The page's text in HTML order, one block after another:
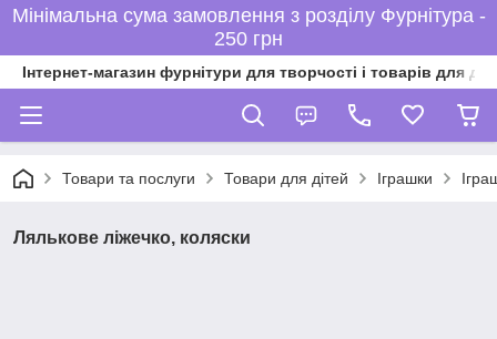
Мінімальна сума замовлення з розділу Фурнітура -
250 грн
Інтернет-магазин фурнітури для творчості і товарів для
Товари та послуги Товари для дітей Іграшки
Лялькове ліжечко, коляски